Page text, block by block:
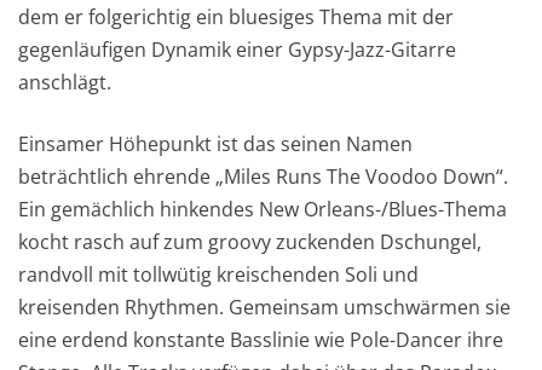
dem er folgerichtig ein bluesiges Thema mit der
gegenläufigen Dynamik einer Gypsy-Jazz-Gitarre
anschlägt.
Einsamer Höhepunkt ist das seinen Namen
beträchtlich ehrende „Miles Runs The Voodoo Down“.
Ein gemächlich hinkendes New Orleans-/Blues-Thema
kocht rasch auf zum groovy zuckenden Dschungel,
randvoll mit tollwütig kreischenden Soli und
kreisenden Rhythmen. Gemeinsam umschwärmen sie
eine erdend konstante Basslinie wie Pole-Dancer ihre